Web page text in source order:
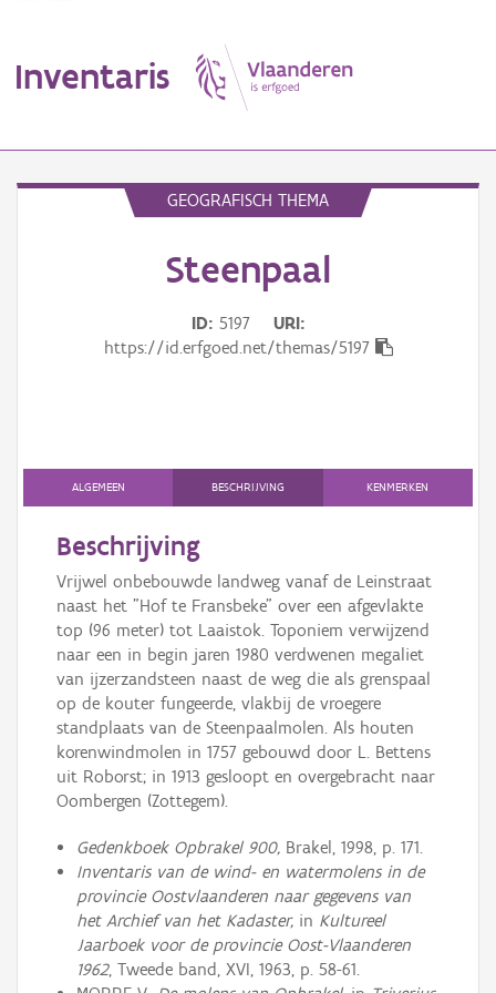
Inventaris
Persoon of collectief
Downloads
Hergebruik
Aanmelden
GEOGRAFISCH THEMA
Steenpaal
ID 5197
URI
https://id.erfgoed.net/themas/5197
ALGEMEEN BESCHRIJVING KENMERKEN
Beschrijving
Vrijwel onbebouwde landweg vanaf de Leinstraat
naast het "Hof te Fransbeke" over een afgevlakte
top (96 meter) tot Laaistok. Toponiem verwijzend
naar een in begin jaren 1980 verdwenen megaliet
van ijzerzandsteen naast de weg die als grenspaal
op de kouter fungeerde, vlakbij de vroegere
standplaats van de Steenpaalmolen. Als houten
korenwindmolen in 1757 gebouwd door L. Bettens
uit Roborst; in 1913 gesloopt en overgebracht naar
Oombergen (Zottegem).
Gedenkboek Opbrakel 900, Brakel, 1998, p. 171.
Inventaris van de wind- en watermolens in de
provincie Oostvlaanderen naar gegevens van
het Archief van het Kadaster, in Kultureel
Jaarboek voor de provincie Oost-Vlaanderen
1962, Tweede band, XVI, 1963, p. 58-61.